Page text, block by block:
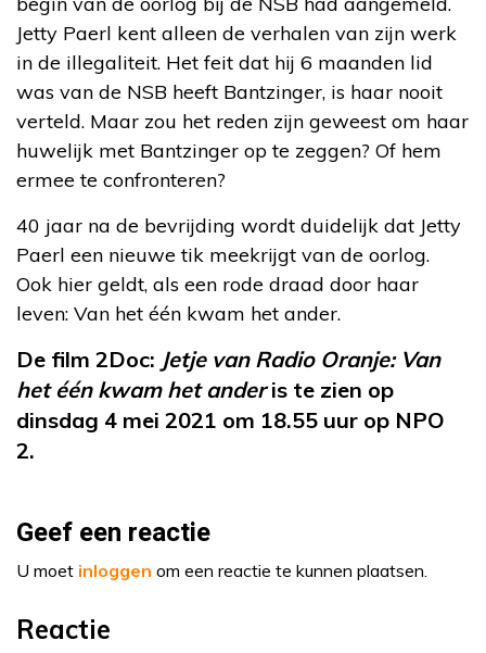
Jetty Paerl kent alleen de verhalen van zijn werk
in de illegaliteit. Het feit dat hij 6 maanden lid
was van de NSB heeft Bantzinger, is haar nooit
verteld. Maar zou het reden zijn geweest om haar
huwelijk met Bantzinger op te zeggen? Of hem
ermee te confronteren?
40 jaar na de bevrijding wordt duidelijk dat Jetty
Paerl een nieuwe tik meekrijgt van de oorlog.
Ook hier geldt, als een rode draad door haar
leven: Van het één kwam het ander.
De film 2Doc: Jetje van Radio Oranje: Van
het één kwam het anderis te zien op
dinsdag 4 mei 2021 om 18.55 uur op NPO
2.
Geef een reactie
U moet inloggen om een reactie te kunnen plaatsen.
Reactie